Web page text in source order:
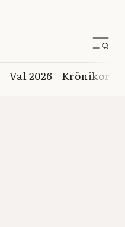
Val 2026 Krönikor